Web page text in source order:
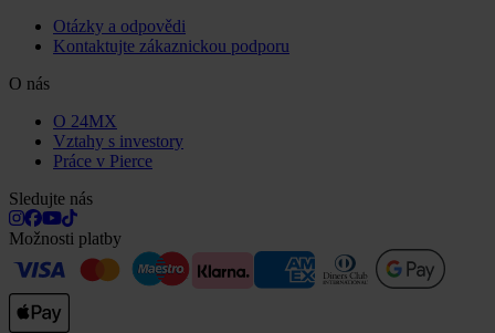
Otázky a odpovědi
Kontaktujte zákaznickou podporu
O nás
O 24MX
Vztahy s investory
Práce v Pierce
Sledujte nás
Možnosti platby